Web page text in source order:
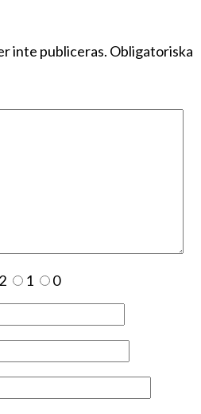
inte publiceras. Obligatoriska
2 1
0